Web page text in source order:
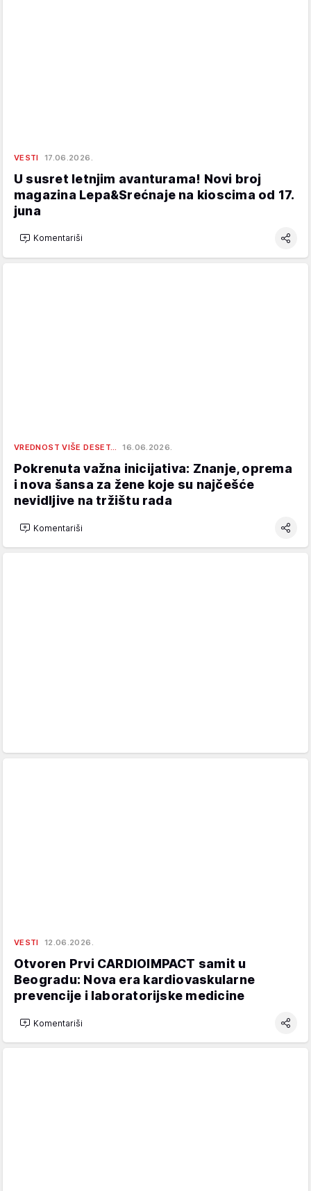
VESTI 17.06.2026.
U susret letnjim avanturama! Novi broj
magazina Lepa&Srećnaje na kioscima od 17.
juna
Komentariši
VREDNOST VIŠE DESET… 16.06.2026.
Pokrenuta važna inicijativa: Znanje, oprema
i nova šansa za žene koje su najčešće
nevidljive na tržištu rada
Komentariši
VESTI 12.06.2026.
Otvoren Prvi CARDIOIMPACT samit u
Beogradu: Nova era kardiovaskularne
prevencije i laboratorijske medicine
Komentariši